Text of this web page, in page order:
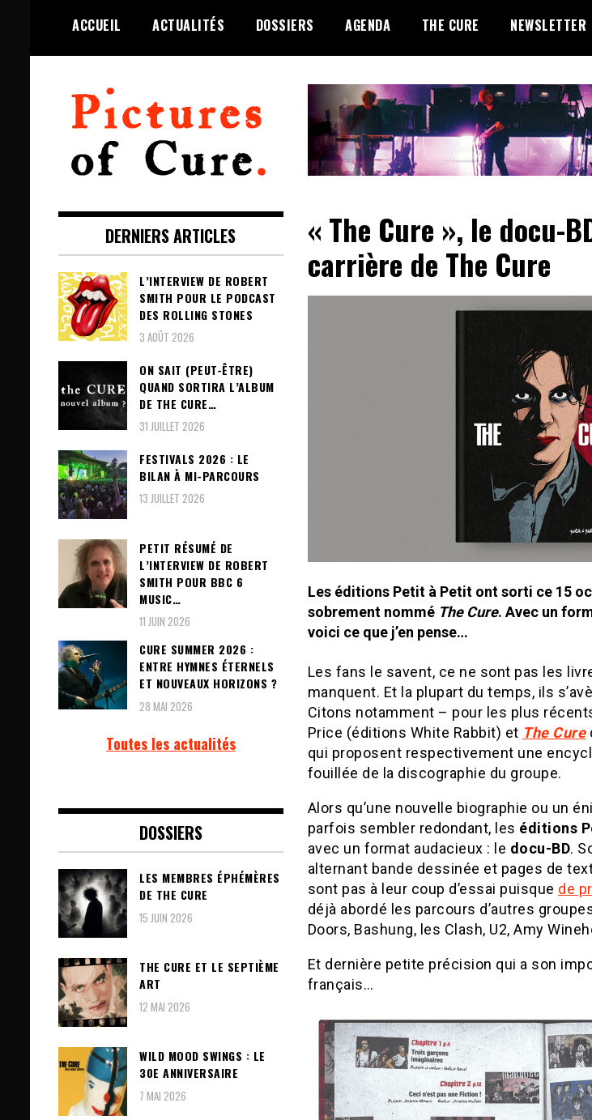
ACCUEIL ACTUALITÉS DOSSIERS AGENDA THE CURE NEWSLETTER
Pictures of Cure
2001
« The Cure », le docu-
carrière de The Cure
Les éditions Petit à Petitont sorti ce 15
sobrement nommé The Cure. Avec un
voici ce que j’en pense…
Les fans le savent, ce ne sont pas les
manquent. Et la plupart du temps, ils
Citons notamment – pour les plus
Price (éditions White Rabbit) et The Cure
qui proposent respectivement une
fouillée de la discographie du groupe.
Alors qu’une nouvelle biographie ou un
parfois sembler redondant, les éditions
avec un format audacieux : le docu-BD.
alternant bande dessinée et pages de
sont pas à leur coup d’essai puisque de
déjà abordé les parcours d’autres
Doors, Bashung, les Clash, U2, Amy
Et dernière petite précision qui a son
français…
DERNIERS ARTICLES
L’INTERVIEW DE ROBERT
SMITH POUR LE PODCAST
DES ROLLING STONES
3 AOÛT 2026
ON SAIT (PEUT-ÊTRE)
QUAND SORTIRA L’ALBUM
DE THE CURE…
31 JUILLET 2026
FESTIVALS 2026 : LE
BILAN À MI-PARCOURS
13 JUILLET 2026
PETIT RÉSUMÉ DE
L’INTERVIEW DE ROBERT
SMITH POUR BBC 6
MUSIC…
11 JUIN 2026
CURE SUMMER 2026 :
ENTRE HYMNES ÉTERNELS
ET NOUVEAUX HORIZONS ?
28 MAI 2026
Toutes les actualités
DOSSIERS
LES MEMBRES ÉPHÉMÈRES
DE THE CURE
15 JUIN 2026
THE CURE ET LE SEPTIÈME
ART
12 MAI 2026
WILD MOOD SWINGS : LE
30E ANNIVERSAIRE
7 MAI 2026